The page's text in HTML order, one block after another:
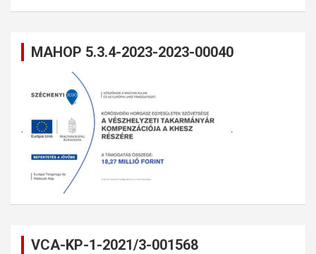
MAHOP 5.3.4-2023-2023-00040
VCA-KP-1-2021/3-001568